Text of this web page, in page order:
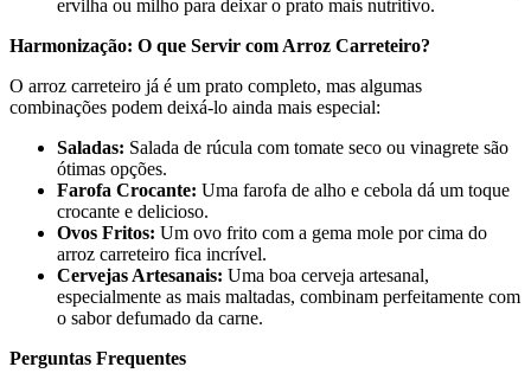
ervilha ou milho para deixar o prato mais nutritivo.
Harmonização: O que Servir com Arroz Carreteiro?
O arroz carreteiro já é um prato completo, mas algumas
combinações podem deixá-lo ainda mais especial:
Saladas: Salada de rúcula com tomate seco ou vinagrete são
ótimas opções.
Farofa Crocante: Uma farofa de alho e cebola dá um toque
crocante e delicioso.
Ovos Fritos: Um ovo frito com a gema mole por cima do
arroz carreteiro fica incrível.
Cervejas Artesanais: Uma boa cerveja artesanal,
especialmente as mais maltadas, combinam perfeitamente com
o sabor defumado da carne.
Perguntas Frequentes